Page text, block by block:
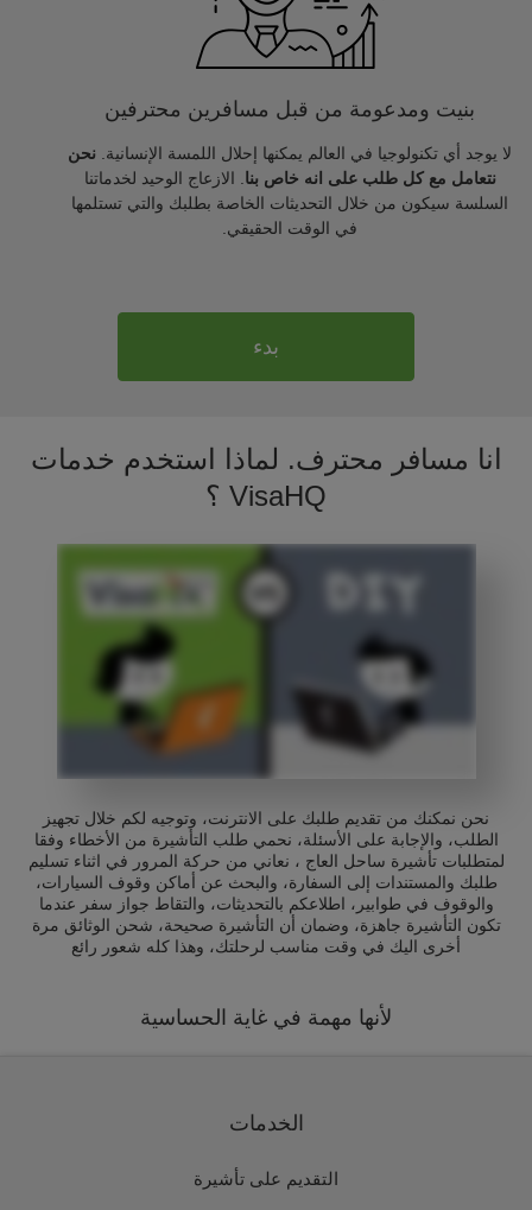
بنيت ومدعومة من قبل مسافرين محترفين
لا يوجد أي تكنولوجيا في العالم يمكنها إحلال اللمسة الإنسانية. نحن
نتعامل مع كل طلب على انه خاص بنا . الازعاج الوحيد لخدماتنا
السلسة سيكون من خلال التحديثات الخاصة بطلبك والتي تستلمها
في الوقت الحقيقي.
بدء
انا مسافر محترف. لماذا استخدم خدمات
VisaHQ ؟
نحن نمكنك من تقديم طلبك على الانترنت، وتوجيه لكم خلال تجهيز
الطلب، والإجابة على الأسئلة، نحمي طلب التأشيرة من الأخطاء وفقا
لمتطلبات تأشيرة ساحل العاج ، نعاني من حركة المرور في اثناء تسليم
طلبك والمستندات إلى السفارة، والبحث عن أماكن وقوف السيارات،
والوقوف في طوابير، اطلاعكم بالتحديثات، والتقاط جواز سفر عندما
تكون التأشيرة جاهزة، وضمان أن التأشيرة صحيحة، شحن الوثائق مرة
أخرى اليك في وقت مناسب لرحلتك، وهذا كله شعور رائع
لأنها مهمة في غاية الحساسية
الخدمات
التقديم على تأشيرة